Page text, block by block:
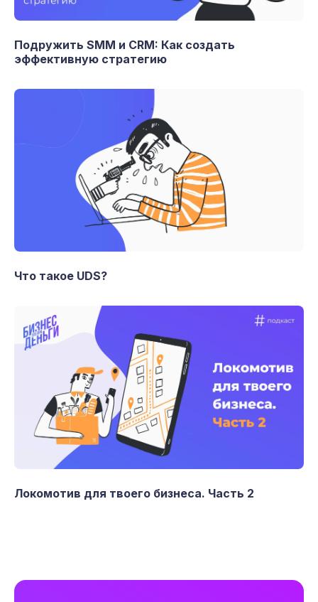
Подружить SMM и CRM: Как создать
эффективную стратегию
Что такое UDS?
Локомотив для твоего бизнеса. Часть 2